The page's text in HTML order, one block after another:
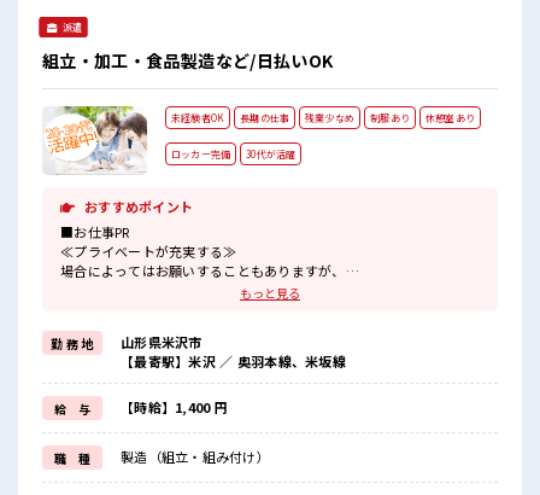
派遣
組立・加工・食品製造など/日払いOK
未経験者OK 長期の仕事 残業少なめ 制服あり 休憩室あり
ロッカー完備 30代が活躍
おすすめポイント
■お仕事PR
≪プライベートが充実する≫
場合によってはお願いすることもありますが、
制服があるので、
毎日の服装の悩み解消♪
≪未経験でも活躍できる≫
新しいことにチャレンジするのは不安だけど、
しっかり働く環境が整っています！
イチからスキルUP・ステップUP目指していきましょう！
≪様々なお仕事をご提案≫
一人で悩まず気軽に相談できる、
派遣のお仕事です！
もっと見る
勤 務 地
山形県米沢市
【最寄駅】米沢 ／ 奥羽本線、米坂線
給 与 【時給】1,400 円
職 種 製造（組立・組み付け）